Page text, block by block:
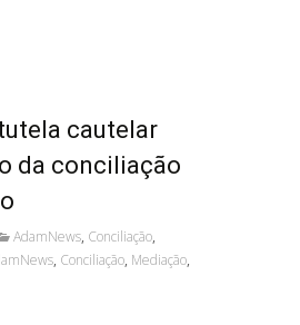
cautelar
da conciliação
AdamNews, Conciliação,
, Conciliação, Mediação,